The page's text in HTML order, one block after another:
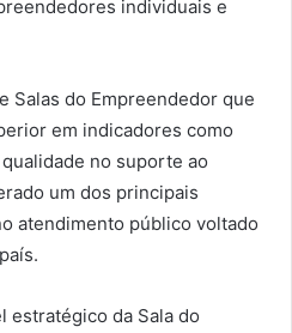
individuais e
Salas do Empreendedor que
em indicadores como
no suporte ao
um dos principais
atendimento público voltado
estratégico da Sala do